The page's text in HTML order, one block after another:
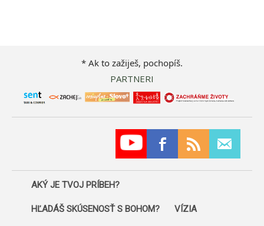
* Ak to zažiješ, pochopíš.
PARTNERI
AKÝ JE TVOJ PRÍBEH?
HĽADÁŠ SKÚSENOSŤ S BOHOM? VÍZIA